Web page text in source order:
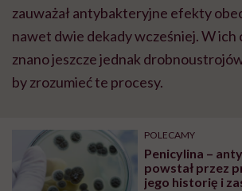
zauważał antybakteryjne efekty
nawet dwie dekady wcześniej. W ich
znano jeszcze jednak
by zrozumieć te procesy.
POLECAMY
Penicylina –
powstał przez
jego historię i